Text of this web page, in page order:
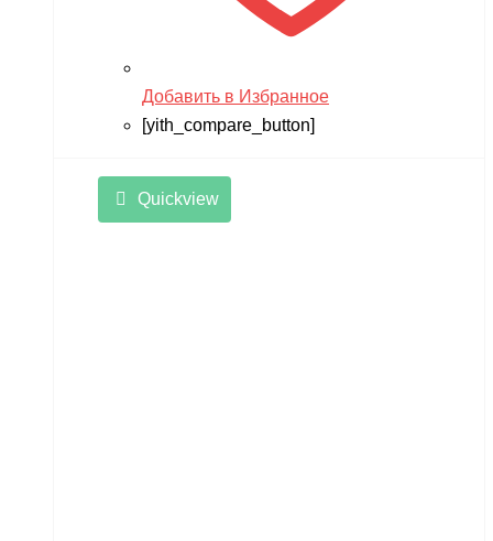
Добавить в Избранное
[yith_compare_button]
Quickview